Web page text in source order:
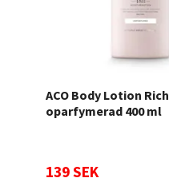
ACO Body Lotion Rich
oparfymerad 400 ml
139 SEK